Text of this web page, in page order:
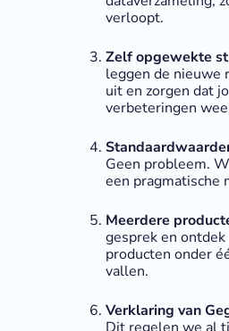
verloopt.
Zelf opgewekte
leggen de nieuwe
uit en zorgen dat
verbeteringen
Geen probleem.
een pragmatische
Meerdere
gesprek en
producten onder
vallen.
Verklaring van